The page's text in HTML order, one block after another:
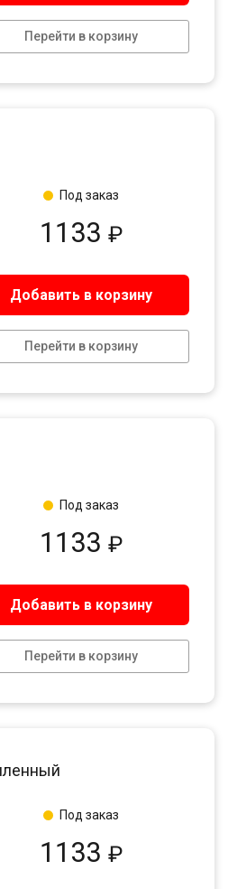
Перейти в корзину
1133 ₽
Добавить в корзину
Перейти в корзину
Под заказ
1133 ₽
Добавить в корзину
Перейти в корзину
Под заказ
1133 ₽
Под заказ